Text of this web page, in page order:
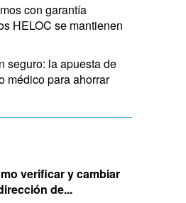
con garantía
HELOC se mantienen
seguro: la apuesta de
médico para ahorrar
verificar y cambiar
de...